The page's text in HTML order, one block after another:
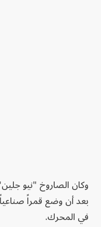
وكان الصاروخ "نيو
بعد أن وضع قمراً
في المحرك.